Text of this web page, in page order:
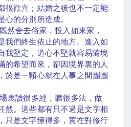
很歡喜；結婚之後也不一定能
心的分別所造成。
舍去俗家，投入如來家，
我們終生依止的地方。進入如
我堅定，道心不堅就容易隨境
的希望而來，卻因境界裏的人
於是一顆心就在人事之間團團
讀很多經，聽很多法，做
然。這些都有只不過是文字相
只是文字懂得多，實在對修行